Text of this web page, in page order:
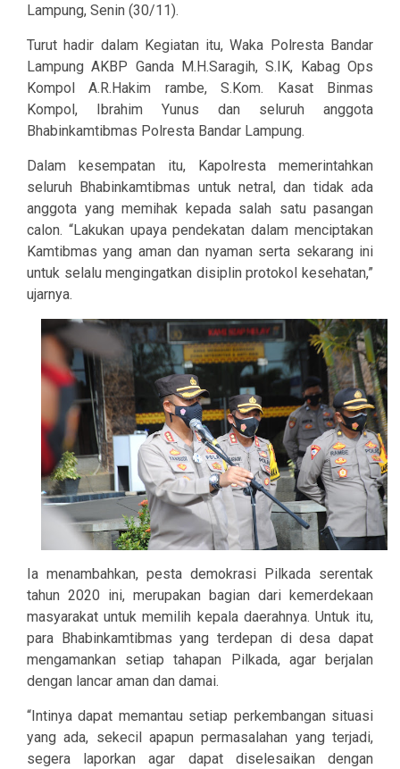
Lampung, Senin (30/11).
Turut hadir dalam Kegiatan itu, Waka Polresta Bandar
Lampung AKBP Ganda M.H.Saragih, S.IK, Kabag Ops
Kompol A.R.Hakim rambe, S.Kom. Kasat Binmas
Kompol, Ibrahim Yunus dan seluruh anggota
Bhabinkamtibmas Polresta Bandar Lampung.
Dalam kesempatan itu, Kapolresta memerintahkan
seluruh Bhabinkamtibmas untuk netral, dan tidak ada
anggota yang memihak kepada salah satu pasangan
calon. “Lakukan upaya pendekatan dalam menciptakan
Kamtibmas yang aman dan nyaman serta sekarang ini
untuk selalu mengingatkan disiplin protokol kesehatan,”
ujarnya.
Ia menambahkan, pesta demokrasi Pilkada serentak
tahun 2020 ini, merupakan bagian dari kemerdekaan
masyarakat untuk memilih kepala daerahnya. Untuk itu,
para Bhabinkamtibmas yang terdepan di desa dapat
mengamankan setiap tahapan Pilkada, agar berjalan
dengan lancar aman dan damai.
“Intinya dapat memantau setiap perkembangan situasi
yang ada, sekecil apapun permasalahan yang terjadi,
segera laporkan agar dapat diselesaikan dengan